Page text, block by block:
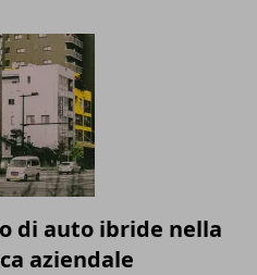
di auto ibride nella
aziendale